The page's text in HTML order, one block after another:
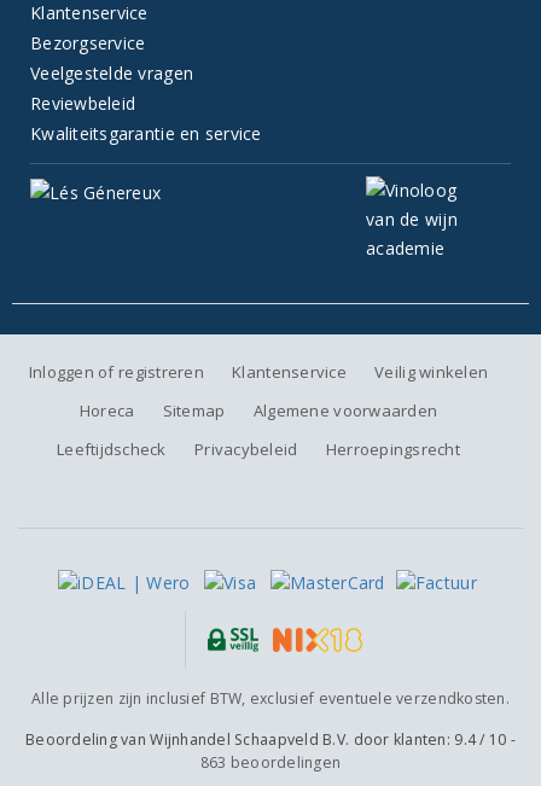
Klantenservice
Bezorgservice
Veelgestelde vragen
Reviewbeleid
Kwaliteitsgarantie en service
Inloggen of registreren Klantenservice
Veilig winkelen
Horeca
Sitemap
Algemene voorwaarden
Leeftijdscheck
Privacybeleid Herroepingsrecht
Alle prijzen zijn inclusief BTW, exclusief eventuele verzendkosten.
Beoordeling vanWijnhandel Schaapveld B.V. door klanten: 9.4/ 10 -
863 beoordelingen